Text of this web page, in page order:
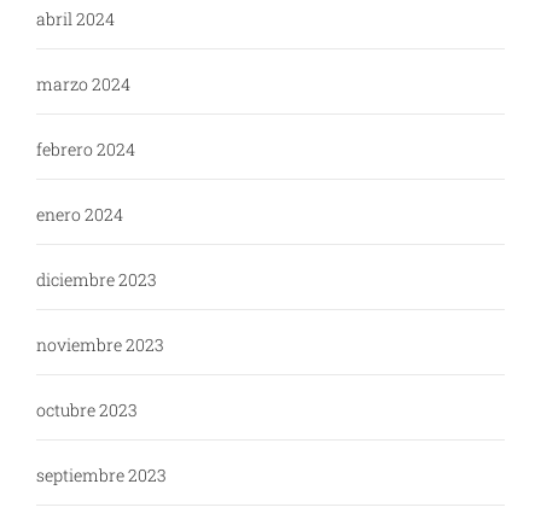
abril 2024
marzo 2024
febrero 2024
enero 2024
diciembre 2023
noviembre 2023
octubre 2023
septiembre 2023